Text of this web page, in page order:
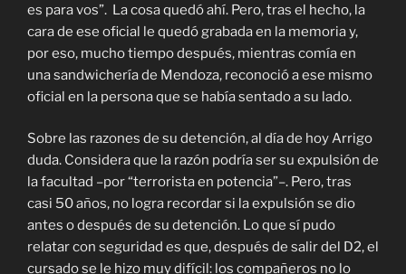
es para vos”. La cosa quedó ahí. Pero, tras el hecho, la
cara de ese oficial le quedó grabada en la memoria y,
por eso, mucho tiempo después, mientras comía en
una sandwichería de Mendoza, reconoció a ese mismo
oficial en la persona que se había sentado a su lado.
Sobre las razones de su detención, al día de hoy Arrigo
duda. Considera que la razón podría ser su expulsión de
la facultad –por “terrorista en potencia”–. Pero, tras
casi 50 años, no logra recordar si la expulsión se dio
antes o después de su detención. Lo que sí pudo
relatar con seguridad es que, después de salir del D2, el
cursado se le hizo muy difícil: los compañeros no lo